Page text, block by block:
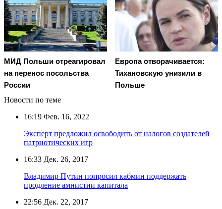
МИД Польши отреагировал
на перенос посольства
России
Европа отворачивается:
Тихановскую унизили в
Польше
Новости по теме
16:19 Фев. 16, 2022
Эксперт предложил освободить от налогов создателей
патриотических игр
16:33 Дек. 26, 2017
Владимир Путин попросил кабмин поддержать
продление амнистии капитала
22:56 Дек. 22, 2017